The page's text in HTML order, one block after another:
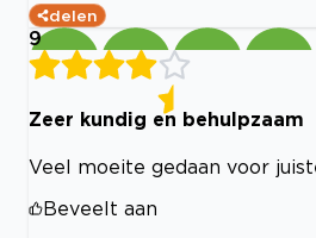
delen
9
Zeer kundig en behulpzaam
Veel moeite gedaan voor
Beveelt aan